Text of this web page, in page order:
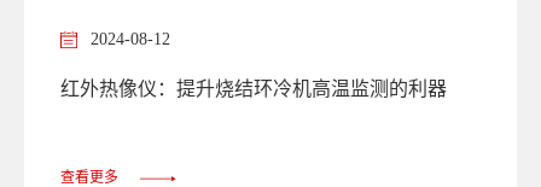
2024-08-12
红外热像仪：提升烧结环冷机高温监测的利器
查看更多